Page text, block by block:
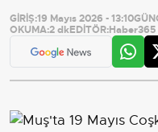
GİRİŞ:19 Mayıs 2026 - 13:10
OKUMA:2 dkEDİTÖR: